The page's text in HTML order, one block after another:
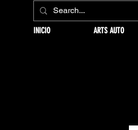
INICIO ARTS AUTO